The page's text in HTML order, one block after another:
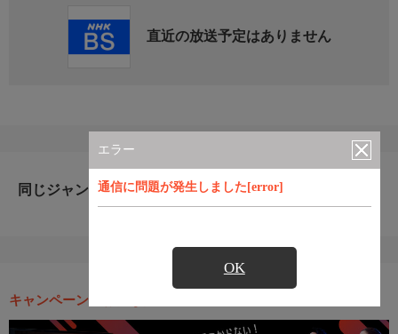
エラー
通信に問題が発生しました[error]
OK
直近の放送予定はありません
同じジャンルのおすすめ番組
キャンペーン・お得な情報